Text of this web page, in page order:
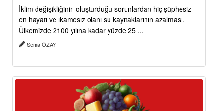
İklim değişikliğinin oluşturduğu sorunlardan hiç şüphesiz
en hayati ve ikamesiz olanı su kaynaklarının azalması.
Ülkemizde 2100 yılına kadar yüzde 25 ...
Sema ÖZAY